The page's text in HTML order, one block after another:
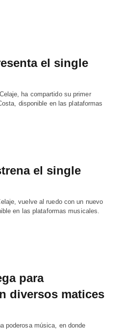
el single
ha compartido su primer
disponible en las plataformas
el single
vuelve al ruedo con un nuevo
en las plataformas musicales.
para
diversos matices
poderosa música, en donde